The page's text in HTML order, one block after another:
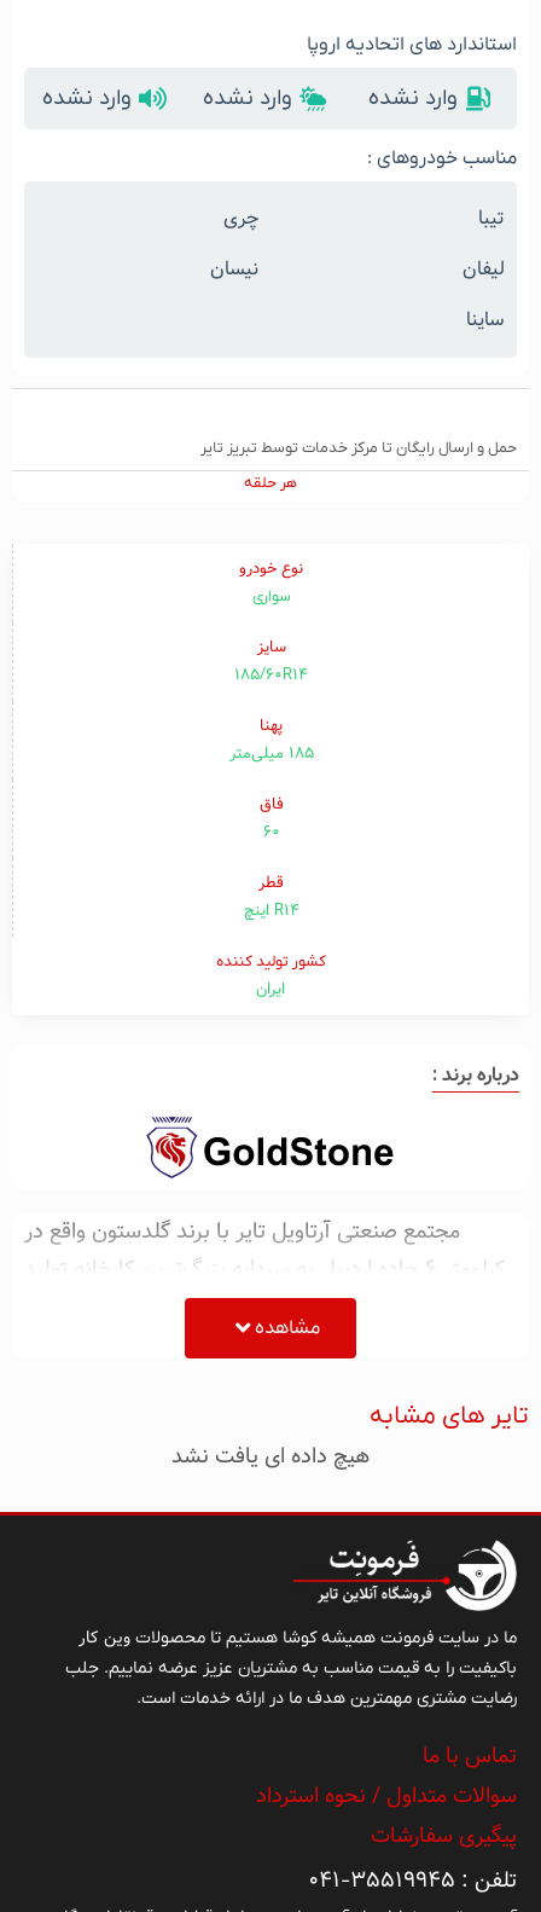
استاندارد های اتحادیه اروپا
وارد نشده وارد نشده وارد نشده
مناسب خودروهای :
تیبا
چری
لیفان
نیسان
ساینا
حمل و ارسال رایگان تا مرکز خدمات توسط تبریز تایر
هر حلقه
نوع خودرو
سواری
سایز
185/60R14
پهنا
۱۸۵ میلی‌متر
فاق
۶۰
قطر
R14 اینچ
کشور تولید کننده
ایران
درباره برند :
مجتمع صنعتی آرتاویل تایر با برند گلدستون واقع در
کیلومتر ۶ جاده اردبیل به سردابه بزرگ‌ترین کارخانه تولید
تایر با ظرفیت اسمی ۳۰۰۰۰ تن در سال در شمالغرب
کشور با رویکرد تلاش در راستای خودکفایی و با توجه به
همچنین توسعه صادرات غیرنفتی و نیز به منظور نیل به
خودکفایی در زمینه تولید انواع تایر سواری، کامیونی و
مشاهده
تایر های مشابه
هیچ داده ای یافت نشد
ما در سایت فرمونت همیشه کوشا هستیم تا محصولات وین کار
باکیفیت را به قیمت مناسب به مشتریان عزیز عرضه نماییم. جلب
رضایت مشتری مهمترین هدف ما در ارائه خدمات است.
تماس با ما
سوالات متداول / نحوه استرداد
پیگیری سفارشات
تلفن : ۳۵۵۱۹۹۴۵-۰۴۱